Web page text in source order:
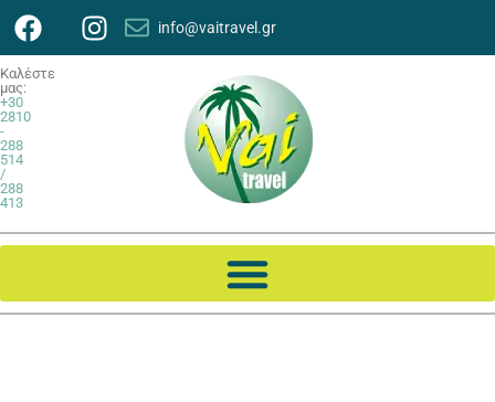
info@vaitravel.gr
Καλέστε
μας:
+30
2810
-
288
514
/
288
413